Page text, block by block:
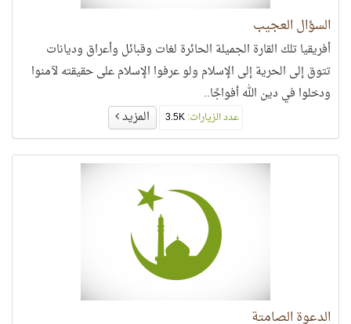
السؤال العجيب
أفريقيا تلك القارة الجميلة الحائرة لغات وقبائل وأعراق وديانات
تتوق إلى الحرية إلى الإسلام ولو عرفوا الإسلام على حقيقته لآمنوا
ودخلوا في دين الله أفواجًا..
عدد الزيارات: المزيد
الدعوة الصامتة